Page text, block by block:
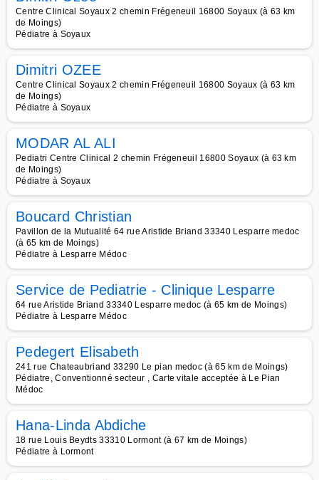
Centre Clinical Soyaux 2 chemin Frégeneuil 16800 Soyaux (à 63 km
de Moings)
Pédiatre à Soyaux
Dimitri OZEE
Centre Clinical Soyaux 2 chemin Frégeneuil 16800 Soyaux (à 63 km
de Moings)
Pédiatre à Soyaux
MODAR AL ALI
Pediatri Centre Clinical 2 chemin Frégeneuil 16800 Soyaux (à 63 km
de Moings)
Pédiatre à Soyaux
Boucard Christian
Pavillon de la Mutualité 64 rue Aristide Briand 33340 Lesparre medoc
(à 65 km de Moings)
Pédiatre à Lesparre Médoc
Service de Pediatrie - Clinique Lesparre
64 rue Aristide Briand 33340 Lesparre medoc (à 65 km de Moings)
Pédiatre à Lesparre Médoc
Pedegert Elisabeth
241 rue Chateaubriand 33290 Le pian medoc (à 65 km de Moings)
Pédiatre, Conventionné secteur , Carte vitale acceptée à Le Pian
Médoc
Hana-Linda Abdiche
18 rue Louis Beydts 33310 Lormont (à 67 km de Moings)
Pédiatre à Lormont